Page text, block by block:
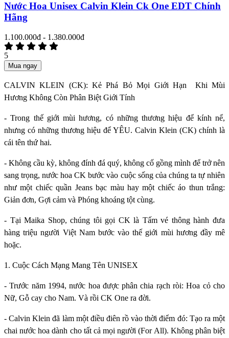
Nước Hoa Unisex Calvin Klein Ck One EDT Chính
Hãng
1.100.000đ - 1.380.000đ
5
Mua ngay
CALVIN KLEIN (CK): Kẻ Phá Bỏ Mọi Giới Hạn Khi Mùi
Hương Không Còn Phân Biệt Giới Tính
- Trong thế giới mùi hương, có những thương hiệu để kính nể,
nhưng có những thương hiệu để YÊU. Calvin Klein (CK) chính là
cái tên thứ hai.
- Không cầu kỳ, không đính đá quý, không cố gồng mình để trở nên
sang trọng, nước hoa CK bước vào cuộc sống của chúng ta tự nhiên
như một chiếc quần Jeans bạc màu hay một chiếc áo thun trắng:
Giản đơn, Gợi cảm và Phóng khoáng tột cùng.
- Tại Maika Shop, chúng tôi gọi CK là Tấm vé thông hành đưa
hàng triệu người Việt Nam bước vào thế giới mùi hương đầy mê
hoặc.
1. Cuộc Cách Mạng Mang Tên UNISEX
- Trước năm 1994, nước hoa được phân chia rạch ròi: Hoa cỏ cho
Nữ, Gỗ cay cho Nam. Và rồi CK One ra đời.
- Calvin Klein đã làm một điều điên rồ vào thời điểm đó: Tạo ra một
chai nước hoa dành cho tất cả mọi người (For All). Không phân biệt